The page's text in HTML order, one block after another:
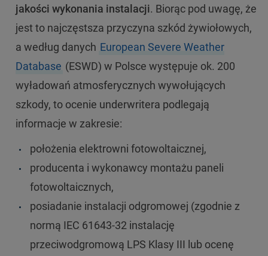
jakości wykonania instalacji. Biorąc pod uwagę, że
jest to najczęstsza przyczyna szkód żywiołowych,
a według danych European Severe Weather
Database (ESWD) w Polsce występuje ok. 200
wyładowań atmosferycznych wywołujących
szkody, to ocenie underwritera podlegają
informacje w zakresie:
położenia elektrowni fotowoltaicznej,
producenta i wykonawcy montażu paneli
fotowoltaicznych,
posiadanie instalacji odgromowej (zgodnie z
normą IEC 61643-32 instalację
przeciwodgromową LPS Klasy III lub ocenę